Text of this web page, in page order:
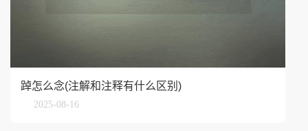
踔怎么念(注解和注释有什么区别)
2025-08-16